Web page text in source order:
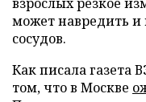
может навредить
сосудов.
Как писала газета
том, что в Москве